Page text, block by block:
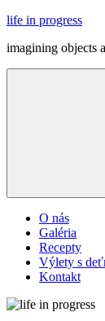
Skip
content
life in progress
imagining objects
O nás
Galéria
Recepty
Výlety s
Kontakt